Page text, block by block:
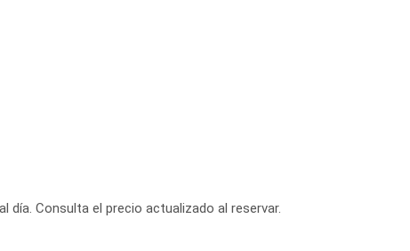
Consulta el precio actualizado al reservar.